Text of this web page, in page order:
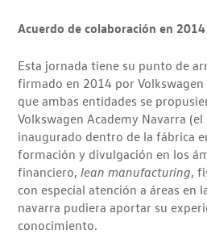
Acuerdo de colaboración en 2014
Esta jornada tiene su punto de
firmado en 2014 por Volkswagen
que ambas entidades se
Volkswagen Academy Navarra
inaugurado dentro de la fábrica
formación y divulgación en los
financiero,lean manufacturing,
con especial atención a áreas en
navarra pudiera aportar su
conocimiento.